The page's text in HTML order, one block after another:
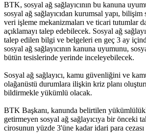
BTK, sosyal ağ sağlayıcının bu kanuna
sosyal ağ sağlayıcıdan kurumsal yapı,
veri işleme mekanizmaları ve ticari tutumlar
açıklamayı talep edebilecek. Sosyal ağ
talep edilen bilgi ve belgeleri en geç 3 ay
sosyal ağ sağlayıcının kanuna uyumunu,
bütün tesislerinde yerinde inceleyebilecek.
Sosyal ağ sağlayıcı, kamu güvenliğini ve
olağanüstü durumlara ilişkin kriz planı
bildirmekle yükümlü olacak.
BTK Başkanı, kanunda belirtilen
getirmeyen sosyal ağ sağlayıcıya bir önceki
cirosunun yüzde 3'üne kadar idari para